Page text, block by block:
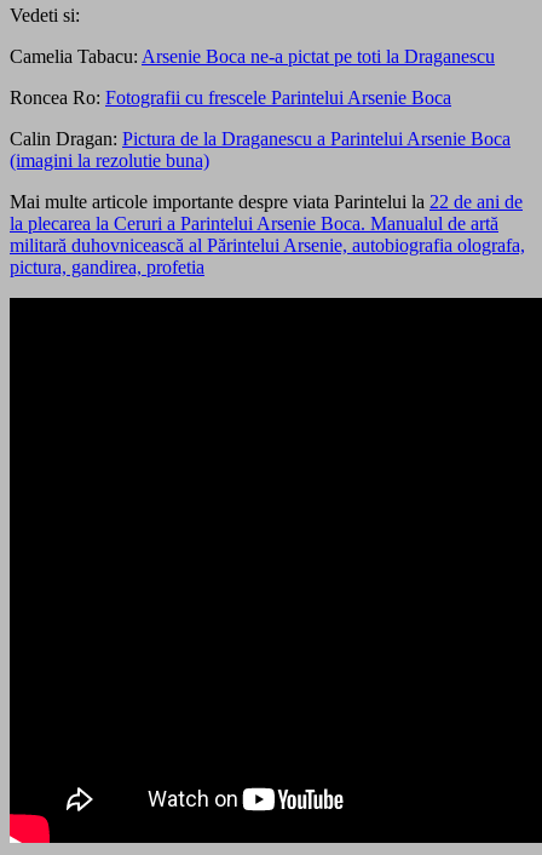
Vedeti si:
Camelia Tabacu: Arsenie Boca ne-a pictat pe toti la Draganescu
Roncea Ro: Fotografii cu frescele Parintelui Arsenie Boca
Calin Dragan: Pictura de la Draganescu a Parintelui Arsenie Boca
(imagini la rezolutie buna)
Mai multe articole importante despre viata Parintelui la 22 de ani de
la plecarea la Ceruri a Parintelui Arsenie Boca. Manualul de artă
militară duhovnicească al Părintelui Arsenie, autobiografia olografa,
pictura, gandirea, profetia